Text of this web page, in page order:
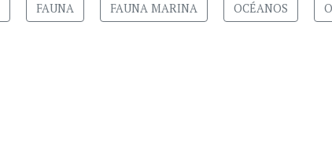
FAUNA FAUNA MARINA OCÉANOS